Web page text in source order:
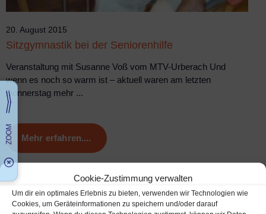
Cookie-Zustimmung verwalten
Um dir ein optimales Erlebnis zu bieten, verwenden wir Technologien wie
Cookies, um Geräteinformationen zu speichern und/oder darauf
20. August 2015
Sitzgymnastik bei der Seniorenhilfe
Veranstaltung mit Susanne Voß vom MTV-Urberach Und
wenn es noch so warm ist – aktuell waren am letzten
Donnerstag mehr ...
Mehr erfahren....